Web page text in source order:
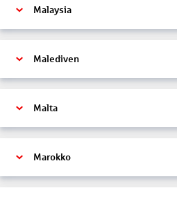
Malaysia
Malediven
Malta
Marokko